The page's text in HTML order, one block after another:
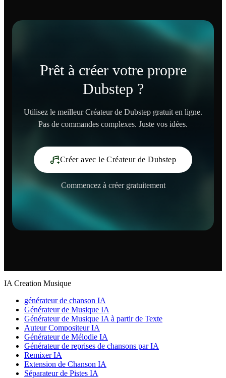
Prêt à créer votre propre
Dubstep ?
Utilisez le meilleur Créateur de Dubstep gratuit en ligne.
Pas de commandes complexes. Juste vos idées.
Créer avec le Créateur de Dubstep
Commencez à créer gratuitement
IA Creation Musique
générateur de chanson IA
Générateur de Musique IA
Générateur de Musique IA à partir de Texte
Auteur Compositeur IA
Générateur de Mélodie IA
Générateur de reprises de chansons par IA
Remixer IA
Extension de Chanson IA
Séparateur de Pistes IA